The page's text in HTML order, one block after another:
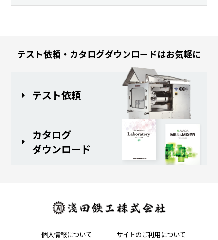
テスト依頼・カタログダウンロードはお気軽に
テスト依頼
カタログ
ダウンロード
個人情報について サイトのご利用について